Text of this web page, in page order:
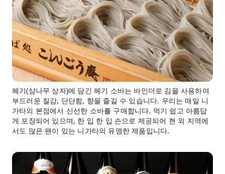
헤기(삼나무 상자)에 담긴 헤기 소바는 바인더로 김을 사용하여
부드러운 질감, 단단함, 향을 즐길 수 있습니다. 우리는 매일 니
가타의 본점에서 신선한 소바를 구매합니다. 먹기 쉽고 아름답
게 포장되어 있으며, 한 입 한 입 손으로 제공되어 현 외 지역에
서도 많은 팬이 있는 니가타의 유명한 제품입니다.